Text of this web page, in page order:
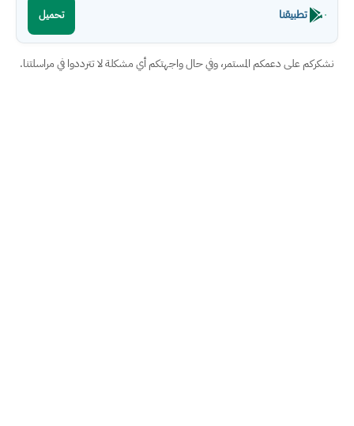
تطبيقنا تحميل
نشكركم على دعمكم المستمر، وفي حال واجهتكم أي مشكلة لا تترددوا في مراسلتنا.